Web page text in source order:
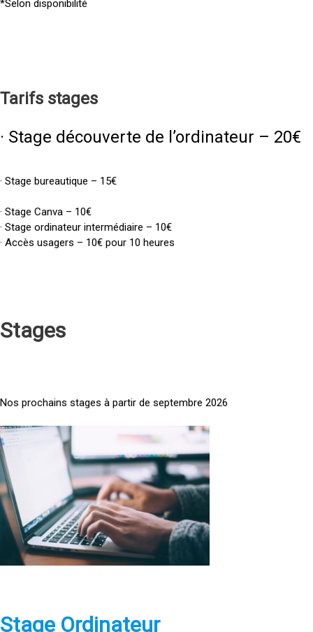
*Selon disponibilité
Tarifs stages
· Stage découverte de l’ordinateur – 20€
· Stage bureautique – 15€
· Stage Canva – 10€
· Stage ordinateur intermédiaire – 10€
· Accès usagers – 10€ pour 10 heures
Stages
Nos prochains stages à partir de septembre 2026
<
a
h
e
f
pStage Ordinateur